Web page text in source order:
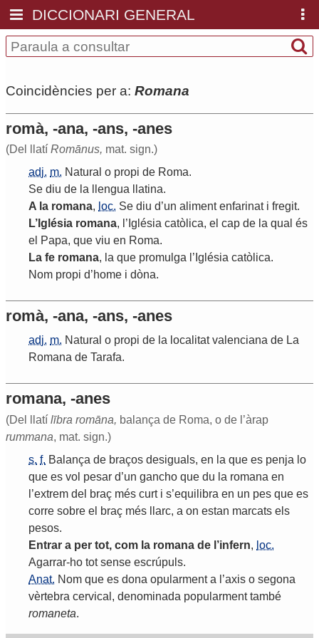
DICCIONARI GENERAL
Coincidències per a: Romana
romà, -ana, -ans, -anes
(Del llatí Romānus, mat. sign.)
adj. m. Natural o propi de Roma.
Se diu de la llengua llatina.
A la romana, loc. Se diu d’un aliment enfarinat i fregit.
L’ Iglésia romana, ’ Iglésia catòlica, el cap de la qual és
el Papa, que viu en Roma.
La fe romana, la que promulga ’ Iglésia catòlica.
Nom propi d’home i dòna.
romà, -ana, -ans, -anes
adj. m. Natural o propi de la localitat valenciana de La
Romana de Tarafa.
romana, -anes
(Del llatí lībra romāna, balança de Roma, o de l’àrap
rummana, mat. sign.)
s. f. Balança de braços desiguals, en la que es penja lo
que es vol pesar d’un gancho que du la romana en
’extrem del braç més curt i s’equilibra en un pes que es
corre sobre el braç més llarc, a on estan marcats els
pesos.
Entrar a per tot, com la romana de ’infern, loc.
Agarrar-ho tot sense escrúpuls.
Anat. Nom que es dona opularment a ’axis o segona
vèrtebra cervical , denominada popularment també
romaneta.